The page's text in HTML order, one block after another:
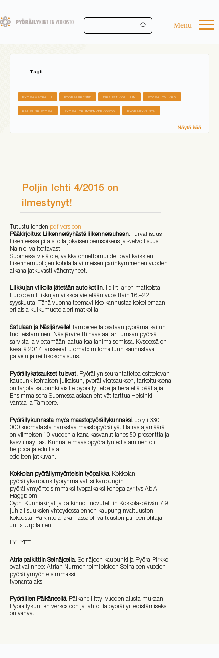
main
Menu
Tagit
PYÖRÄMATKAILU PYÖRÄLIIKENNE FIKSUSTIKOULUUN PYÖRÄILYVIIKKO
KAUPUNKIPYÖRÄ PYÖRÄILYKUNTIENVERKOSTO PYÖRÄILYKUNTA
Näytä lisää
Poljin-lehti 4/2015 on
ilmestynyt!
Tutustu lehden pdf-versioon.
Pääkirjoitus: Liikenneräyhästä liikennerauhaan. Turvallisuus
liikenteessä pitäisi olla jokaisen perusoikeus ja -velvollisuus.
Näin ei valitettavasti
Suomessa vielä ole, vaikka onnettomuudet ovat kaikkien
liikennemuotojen kohdalla viimeisen parinkymmenen vuoden
aikana jatkuvasti vähentyneet.
Liikkujan viikolla jätetään auto kotiin. Ilo irti arjen matkoista!
Euroopan Liikkujan viikkoa vietetään vuosittain 16.–22.
syyskuuta. Tänä vuonna teemaviikko kannustaa kokeilemaan
erilaisia kulkumuotoja eri matkoilla.
Satulaan ja Näsijärvelle! Tampereella osataan pyörämatkailun
tuotteistaminen. Näsijärvireitti haastaa tarttumaan pyörää
sarvista ja viettämään laatuaikaa lähimaisemissa. Kyseessä on
kesällä 2014 lanseerattu omatoimilomailuun kannustava
palvelu ja reittikokonaisuus.
Pyöräilykatsaukset tulevat. Pyöräilyn seurantatietoa esittelevän
kaupunkikohtaisen julkaisun, pyöräilykatsauksen, tarkoituksena
on tarjota kaupunkilaisille pyöräilytietoa ja herätellä päättäjiä.
Ensimmäisenä Suomessa asiaan ehtivät tarttua Helsinki,
Vantaa ja Tampere.
Pyöräilykunnasta myös maastopyöräilykunnaksi. Jo yli 330
000 suomalaista harrastaa maastopyöräilyä. Harrastajamäärä
on viimeisen 10 vuoden aikana kasvanut lähes 50 prosenttia ja
kasvu näyttää. Kunnalle maastopyöräilyn edistäminen on
helppoa ja edullista.
edelleen jatkuvan.
Kokkolan pyöräilymyönteisin työpaikka. Kokkolan
pyöräilykaupunkityöryhmä valitsi kaupungin
pyöräilymyönteisimmäksi työpaikaksi konepajayritys Ab A.
Häggblom
Oy:n. Kunniakirjat ja palkinnot luovutettiin Kokkola-päivän 7.9.
juhlallisuuksien yhteydessä ennen kaupunginvaltuuston
kokousta. Palkintoja jakamassa oli valtuuston puheenjohtaja
Jutta Urpilainen
LYHYET
Atria palkittiin Seinäjoella. Seinäjoen kaupunki ja Pyörä-Pirkko
ovat valinneet Atrian Nurmon toimipisteen Seinäjoen vuoden
pyöräilymyönteisimmäksi
työnantajaksi.
Pyöräillen Pälkäneellä. Pälkäne liittyi vuoden alusta mukaan
Pyöräilykuntien verkostoon ja tahtotila pyöräilyn edistämiseksi
on vahva.